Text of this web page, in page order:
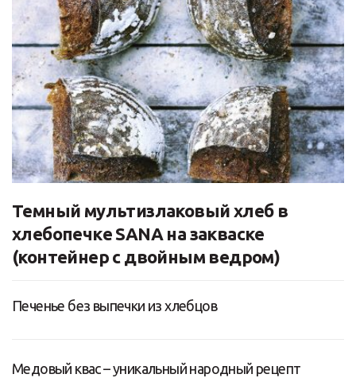
Темный мультизлаковый хлеб в
хлебопечке SANA на закваске
(контейнер с двойным ведром)
Печенье без выпечки из хлебцов
Медовый квас – уникальный народный рецепт